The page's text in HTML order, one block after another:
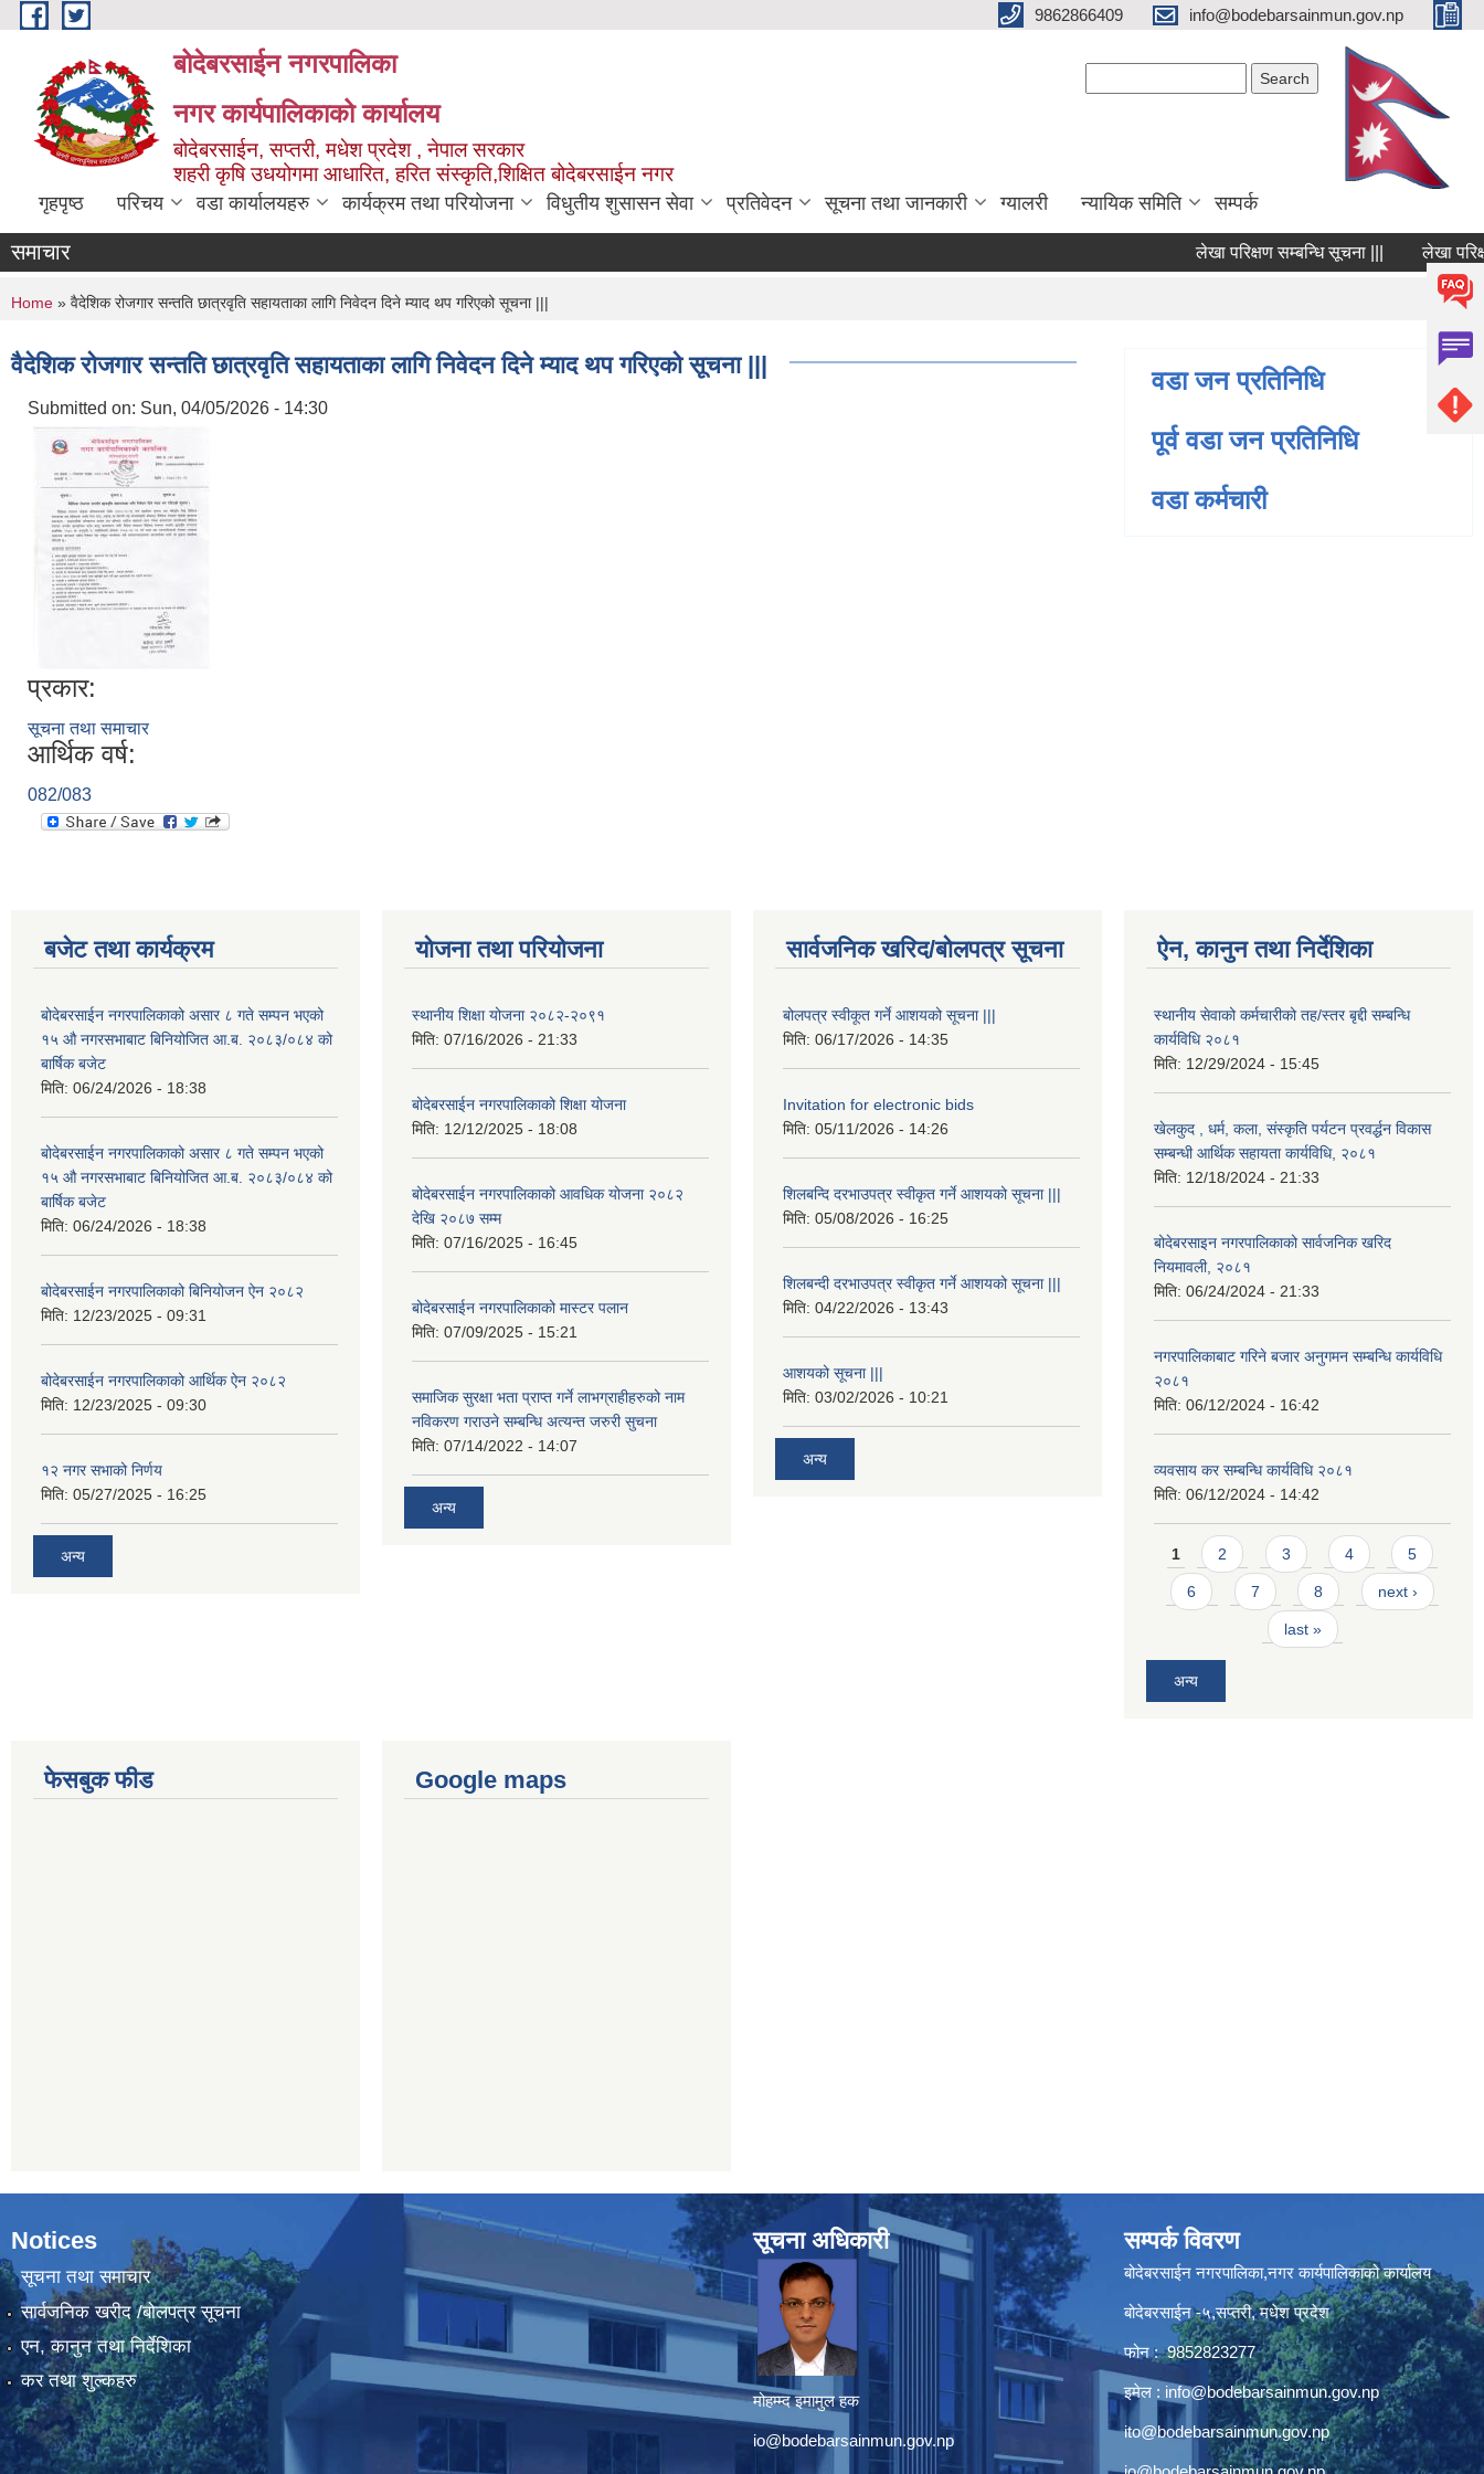
Skip to main content 9862866409 info@bodebarsainmun.gov.np
बोदेबरसाईन नगरपालिका
नगर कार्यपालिकाको कार्यालय
बोदेबरसाईन, सप्तरी, मधेश प्रदेश , नेपाल सरकार
शहरी कृषि उधयोगमा आधारित, हरित संस्कृति,शिक्षित बोदेबरसाईन नगर
गृहपृष्ठ परिचय वडा कार्यालयहरु कार्यक्रम तथा परियोजना विधुतीय शुसासन सेवा प्रतिवेदन सूचना तथा जानकारी ग्यालरी न्यायिक समिति सम्पर्क
समाचार लेखा परिक्षण सम्बन्धि सूचना ||| लेखा परिक्षण
You are here
Home » वैदेशिक रोजगार सन्तति छात्रवृति सहायताका लागि निवेदन दिने म्याद थप गरिएको सूचना |||
वैदेशिक रोजगार सन्तति छात्रवृति सहायताका लागि निवेदन दिने म्याद थप गरिएको सूचना |||
Submitted on: Sun, 04/05/2026 - 14:30
प्रकार:
सूचना तथा समाचार
आर्थिक वर्ष:
082/083
वडा जन प्रतिनिधि
पूर्व वडा जन प्रतिनिधि
वडा कर्मचारी
बजेट तथा कार्यक्रम
बोदेबरसाईन नगरपालिकाको असार ८ गते सम्पन भएको
१५ ‍‍‍औ नगरसभाबाट बिनियोजित आ.ब. २०८३/०८४ को
बार्षिक बजेट
मिति: 06/24/2026 - 18:38
बोदेबरसाईन नगरपालिकाको असार ८ गते सम्पन भएको
१५ ‍‍‍औ नगरसभाबाट बिनियोजित आ.ब. २०८३/०८४ को
बार्षिक बजेट
मिति: 06/24/2026 - 18:38
बोदेबरसाईन नगरपालिकाको बिनियोजन ऐन २०८२
मिति: 12/23/2025 - 09:31
बोदेबरसाईन नगरपालिकाको आर्थिक ऐन २०८२
मिति: 12/23/2025 - 09:30
१२ नगर सभाको निर्णय
मिति: 05/27/2025 - 16:25
अन्य
योजना तथा परियोजना
स्थानीय शिक्षा योजना २०८२-२०९१
मिति: 07/16/2026 - 21:33
बोदेबरसाईन नगरपालिकाको शिक्षा योजना
मिति: 12/12/2025 - 18:08
बोदेबरसाईन नगरपालिकाको आवधिक योजना २०८२
देखि २०८७ सम्म
मिति: 07/16/2025 - 16:45
बोदेबरसाईन नगरपालिकाको मास्टर पलान
मिति: 07/09/2025 - 15:21
समाजिक सुरक्षा भता प्राप्त गर्ने लाभग्राहीहरुको नाम
नविकरण गराउने सम्बन्धि अत्यन्त जरुरी सुचना
मिति: 07/14/2022 - 14:07
अन्य
सार्वजनिक खरिद/बोलपत्र सूचना
बोलपत्र स्वीकूत गर्ने आशयको सूचना |||
मिति: 06/17/2026 - 14:35
Invitation for electronic bids
मिति: 05/11/2026 - 14:26
शिलबन्दि दरभाउपत्र स्वीकृत गर्ने आशयको सूचना |||
मिति: 05/08/2026 - 16:25
शिलबन्दी दरभाउपत्र स्वीकृत गर्ने आशयको सूचना |||
मिति: 04/22/2026 - 13:43
आशयको सूचना |||
मिति: 03/02/2026 - 10:21
अन्य
ऐन, कानुन तथा निर्देशिका
स्थानीय सेवाको कर्मचारीको तह/स्तर बृद्दी सम्बन्धि
कार्यविधि २०८१
मिति: 12/29/2024 - 15:45
खेलकुद , धर्म, कला, संस्कृति पर्यटन प्रवर्द्धन विकास
सम्बन्धी आर्थिक सहायता कार्यविधि, २०८१
मिति: 12/18/2024 - 21:33
बोदेबरसाइन नगरपालिकाको सार्वजनिक खरिद
नियमावली, २०८१
मिति: 06/24/2024 - 21:33
नगरपालिकाबाट गरिने बजार अनुगमन सम्बन्धि कार्यविधि
२०८१
मिति: 06/12/2024 - 16:42
व्यवसाय कर सम्बन्धि कार्यविधि २०८१
मिति: 06/12/2024 - 14:42
Pages
1 2 3 4 5
6 7 8 next ›
last »
अन्य
फेसबुक फीड Google maps
Notices
सूचना तथा समाचार
सार्वजनिक खरीद /बोलपत्र सूचना
एन, कानुन तथा निर्देशिका
कर तथा शुल्कहरु
सूचना अधिकारी
मोहम्म्द इमामुल हक
io@bodebarsainmun.gov.np
सम्पर्क विवरण
बोदेबरसाईन नगरपालिका,नगर कार्यपालिकाको कार्यालय
बोदेबरसाईन -५,सप्तरी, मधेश प्रदेश
फोन : 9852823277
इमेल : info@bodebarsainmun.gov.np
ito@bodebarsainmun.gov.np